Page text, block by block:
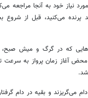
نیاز خود به آنجا مراجعه
می‌کنید، قبل از شروع
که در گرگ و میش
محض آغاز زمان پرواز به سرعت
می‌گریزند و بقیه در دام